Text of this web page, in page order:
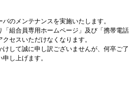
のメンテナンスを実施いたします。
「組合員専用ホームページ」及び「携帯電話
セスいただけなくなります。
して誠に申し訳ございませんが、何卒ご了
し上げます。